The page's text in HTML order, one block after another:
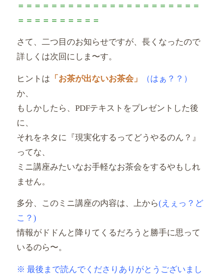
＝＝＝＝＝＝＝＝＝＝＝＝＝＝＝＝＝＝＝＝＝＝
＝＝＝＝＝＝＝＝ ＝＝
さて、二つ目のお知らせですが、 長くなったので
詳しくは次回にしま〜す。
ヒントは 「お茶が出ないお茶会」
（はぁ？？）
か、
もしかしたら、PDFテキストをプレゼントした後
に、
それをネタに『現実化するってどうやるのん？』
ってな、
ミニ講座みたいなお手軽なお茶会をするやもしれ
ません。
多分、このミニ講座の内容は、上から(えぇっ？ど
こ？)
情報がドドんと降りてくるだろうと勝手に思って
いるのら〜。
※ 最後まで読んでくださりありがとうございまし